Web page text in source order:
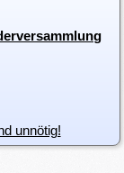
unnötig!